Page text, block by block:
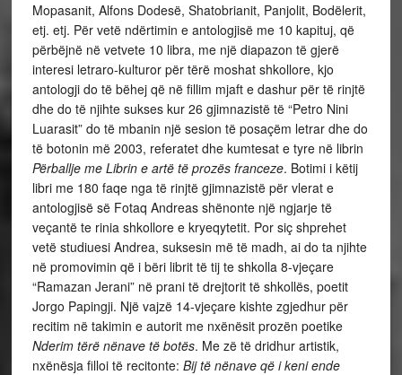
Mopasanit, Alfons Dodesë, Shatobrianit, Panjolit, Bodëlerit,
etj. etj. Për vetë ndërtimin e antologjisë me 10 kapituj, që
përbëjnë në vetvete 10 libra, me një diapazon të gjerë
interesi letraro-kulturor për tërë moshat shkollore, kjo
antologji do të bëhej që në fillim mjaft e dashur për të rinjtë
dhe do të njihte sukses kur 26 gjimnazistë të “Petro Nini
Luarasit” do të mbanin një sesion të posaçëm letrar dhe do
të botonin më 2003, referatet dhe kumtesat e tyre në librin
Përballje me Librin e artë të prozës franceze. Botimi i këtij
libri me 180 faqe nga të rinjtë gjimnazistë për vlerat e
antologjisë së Fotaq Andreas shënonte një ngjarje të
veçantë te rinia shkollore e kryeqytetit. Por siç shprehet
vetë studiuesi Andrea, suksesin më të madh, ai do ta njihte
në promovimin që i bëri librit të tij te shkolla 8-vjeçare
“Ramazan Jerani” në prani të drejtorit të shkollës, poetit
Jorgo Papingji. Një vajzë 14-vjeçare kishte zgjedhur për
recitim në takimin e autorit me nxënësit prozën poetike
Nderim tërë nënave të botës. Me zë të dridhur artistik,
nxënësja filloi të recitonte: Bij të nënave që i keni ende